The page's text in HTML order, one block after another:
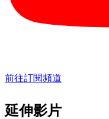
前往訂閱頻道
延伸影片